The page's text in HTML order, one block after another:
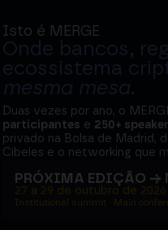
Isto é MERGE
Onde bancos,
ecossistema
mesma mesa.
Duas vezes por ano, o
participantes e 250+
privado na Bolsa de Madrid,
Cibeles e o networking que
PRÓXIMA EDIÇÃO →
27 a 29 de outubro de 2026
Institutional summit · Main